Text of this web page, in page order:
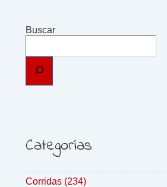
Buscar
Categorías
Corridas (234)